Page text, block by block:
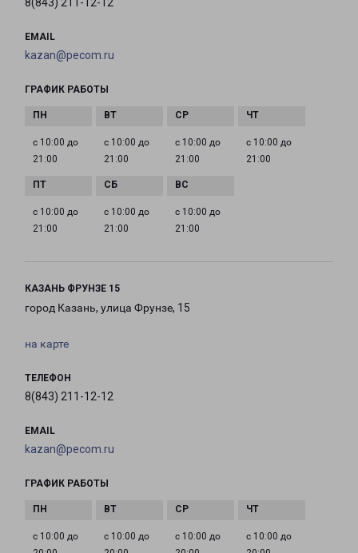
8(843) 211-12-12
EMAIL
kazan@pecom.ru
ГРАФИК РАБОТЫ
с 10:00 до
21:00
с 10:00 до
21:00
с 10:00 до
21:00
с 10:00 до
21:00
с 10:00 до
21:00
с 10:00 до
21:00
с 10:00 до
21:00
КАЗАНЬ ФРУНЗЕ 15
город Казань, улица Фрунзе, 15
на карте
ТЕЛЕФОН
8(843) 211-12-12
EMAIL
kazan@pecom.ru
ГРАФИК РАБОТЫ
с 10:00 до
с 10:00 до
с 10:00 до
с 10:00 до